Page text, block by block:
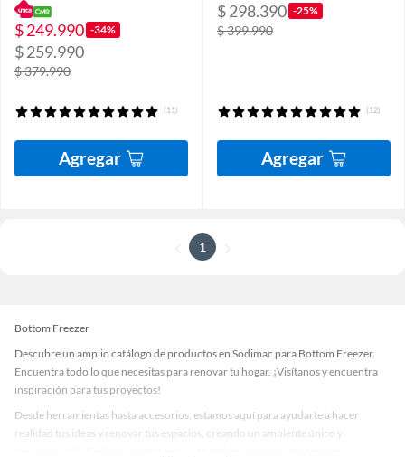
$ 249.990 -34%
$ 259.990
$ 379.990
(11)
Agregar
$ 298.390 -25%
$ 399.990
(12)
Agregar
1
Bottom Freezer
Descubre un amplio catálogo de productos en Sodimac para Bottom Freezer.
Encuentra todo lo que necesitas para renovar tu hogar. ¡Visítanos y encuentra
inspiración para tus proyectos!
Desde herramientas hasta accesorios, estamos aquí para ayudarte a hacer
realidad tus ideas y renovar tus espacios, creando un ambiente único y